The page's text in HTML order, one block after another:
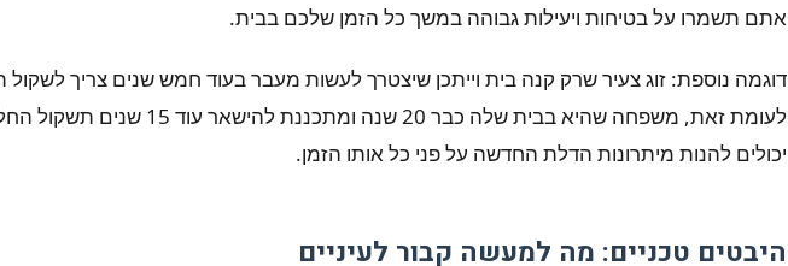
אתם תשמרו על בטיחות ויעילות גבוהה במשך כל הזמן שלכם בבית.
דוגמה נוספת: זוג צעיר שרק קנה בית וייתכן שיצטרך לעשות מעבר בעוד חמש שנים צריך לשקול
לעומת זאת, משפחה שהיא בבית שלה כבר 20 שנה
יכולים להנות מיתרונות הדלת החדשה על פני כל אותו הזמן.
היבטים טכניים: מה למעשה קבור לעיניים